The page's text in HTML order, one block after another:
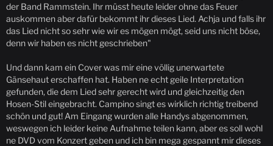
der Band Rammstein. Ihr müsst heute leider ohne das Feuer
auskommen aber dafür bekommt ihr dieses Lied. Achja und falls ihr
das Lied nicht so sehr wie wir es mögen mögt, seid uns nicht böse,
denn wir haben es nicht geschrieben"
Und dann kam ein Cover was mir eine völlig unerwartete
Gänsehaut erschaffen hat. Haben ne echt geile Interpretation
gefunden, die dem Lied sehr gerecht wird und gleichzeitig den
Hosen-Stil eingebracht. Campino singt es wirklich richtig treibend
schön und gut! Am Eingang wurden alle Handys abgenommen,
weswegen ich leider keine Aufnahme teilen kann, aber es soll wohl
ne DVD vom Konzert geben und ich bin mega gespannt mir dieses